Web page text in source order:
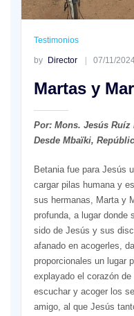
Testimonios
by Director 07/11/
Martas y
Por: Mons. Jesús
Desde Mbaïki,
Betania fue para Jesús
cargar pilas humana y
sus hermanas, Marta y
profunda, a lugar donde
sido de Jesús y sus
afanado en acogerles,
proporcionales un lugar
explayado el corazón
escuchar y acoger los
amigo, al que Jesús